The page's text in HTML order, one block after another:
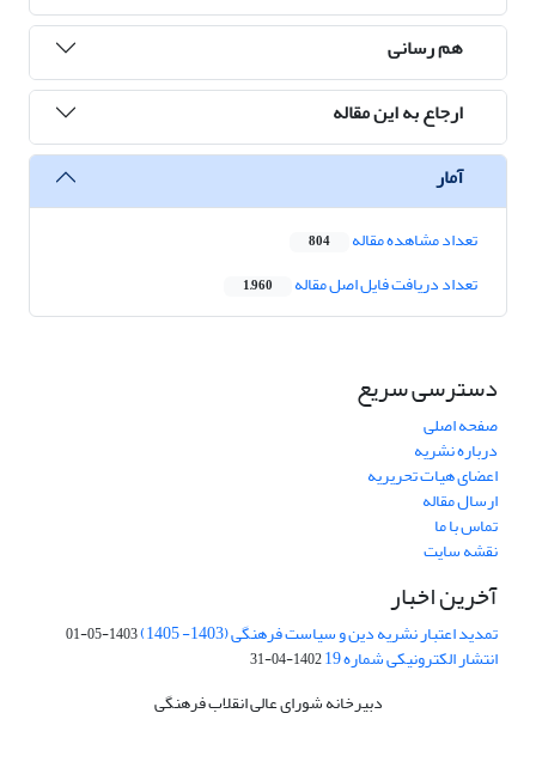
هم رسانی
ارجاع به این مقاله
آمار
تعداد مشاهده مقاله 804
تعداد دریافت فایل اصل مقاله 1,960
دسترسی سریع
صفحه اصلی
درباره نشریه
اعضای هیات تحریریه
ارسال مقاله
تماس با ما
نقشه سایت
آخرین اخبار
تمدید اعتبار نشریه دین و سیاست فرهنگی (1403- 1405) 1403-05-01
انتشار الکترونیکی شماره 19 1402-04-31
دبیرخانه شورای عالی انقلاب فرهنگی